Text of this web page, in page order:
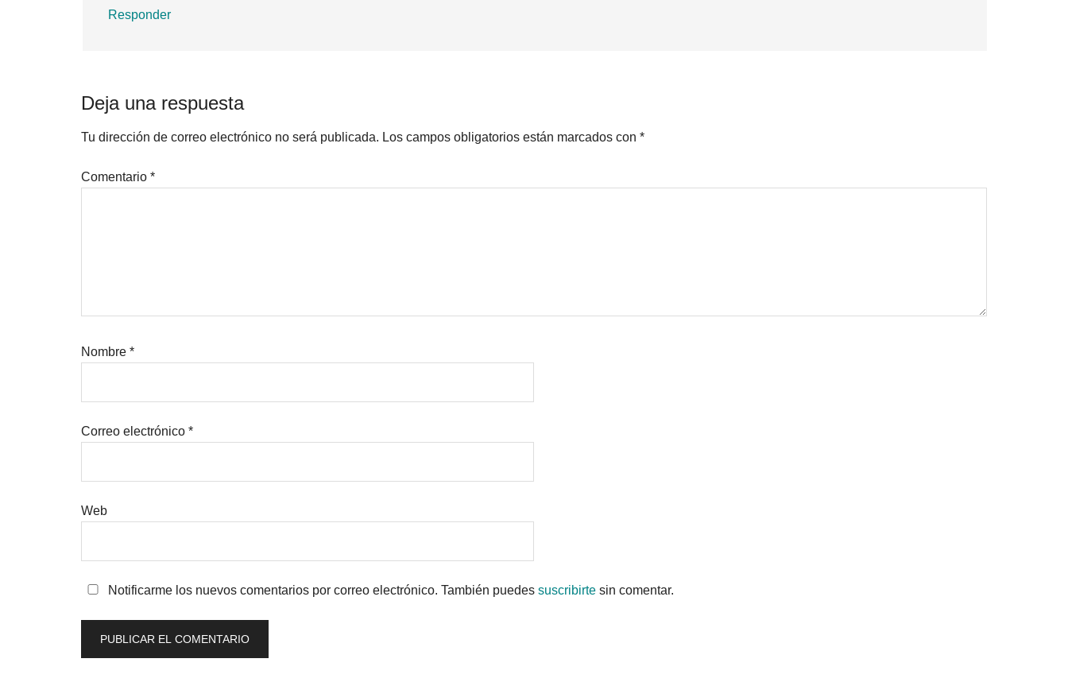
Responder
Deja una respuesta
Tu dirección de correo electrónico no será publicada. Los campos obligatorios están marcados con *
Comentario *
Nombre *
Correo electrónico *
Web
Notificarme los nuevos comentarios por correo electrónico. También puedes suscribirte sin comentar.